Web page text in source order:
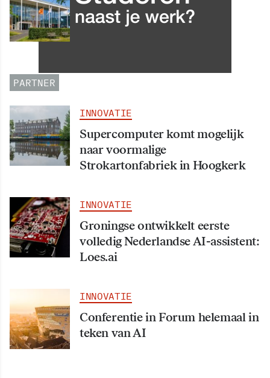
Grip op data en informatie:
Leergang Data en
PARTNER
INNOVATIE
Supercomputer komt mogelijk
naar voormalige
Strokartonfabriek in Hoogkerk
INNOVATIE
Groningse ontwikkelt eerste
volledig Nederlandse AI-assistent:
Loes.ai
INNOVATIE
Conferentie in Forum helemaal in
teken van AI